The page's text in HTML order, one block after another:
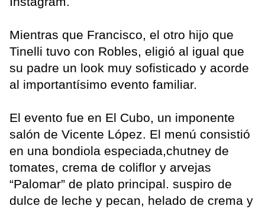
Mientras que Francisco, el otro hijo que
Tinelli tuvo con Robles, eligió al igual que
su padre un look muy sofisticado y acorde
al importantísimo evento familiar.
El evento fue en El Cubo, un imponente
salón de Vicente López. El menú consistió
en una bondiola especiada,chutney de
tomates, crema de coliflor y arvejas
“Palomar” de plato principal. suspiro de
dulce de leche y pecan, helado de crema y